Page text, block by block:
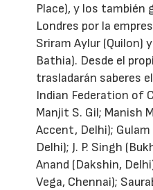
Place), y los también
Londres por la
Sriram Aylur (Quilon)
Bathia). Desde el
trasladarán saberes
Indian Federation of
Manjit S. Gil; Manish
Accent, Delhi);
Delhi); J. P. Singh
Anand (Dakshin,
Vega, Chennai);